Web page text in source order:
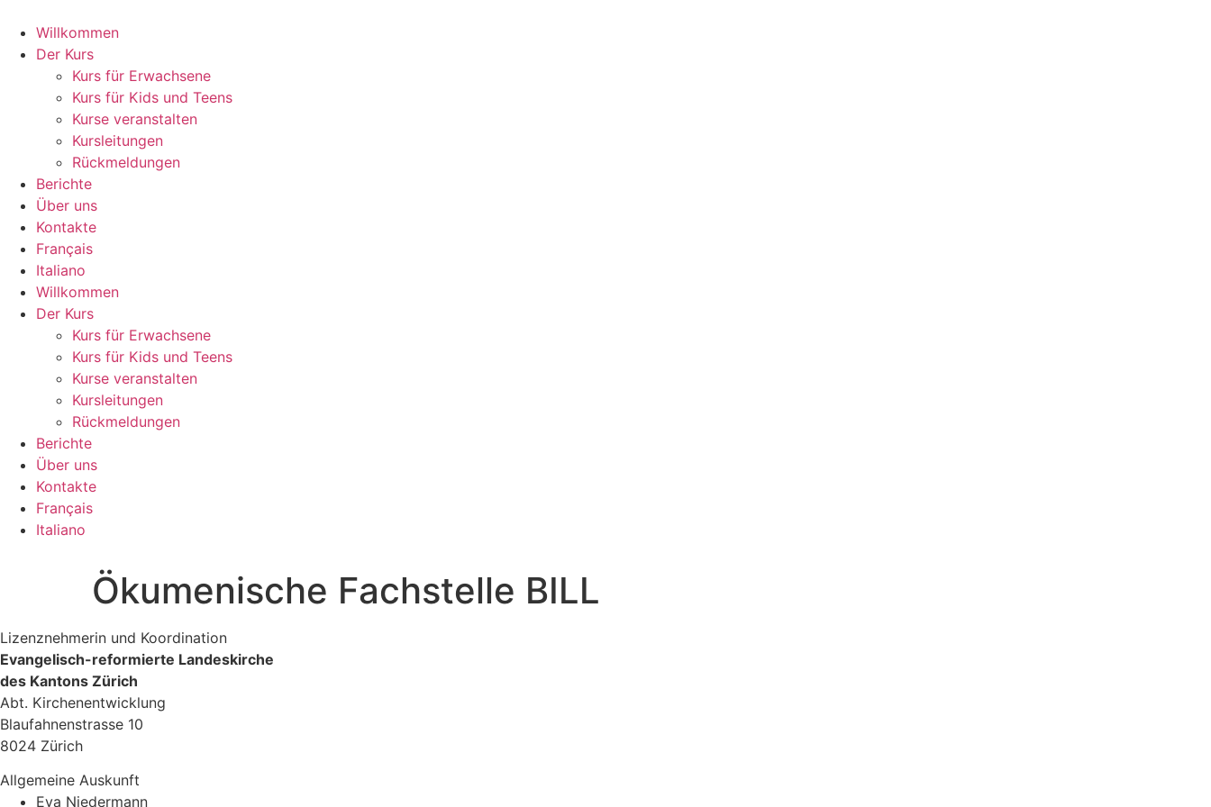
Inhalt
springen
Willkommen
Der Kurs
Kurs für Erwachsene
Kurs für Kids und Teens
Kurse veranstalten
Kursleitungen
Rückmeldungen
Berichte
Über uns
Kontakte
Français
Italiano
Willkommen
Der Kurs
Kurs für Erwachsene
Kurs für Kids und Teens
Kurse veranstalten
Kursleitungen
Rückmeldungen
Berichte
Über uns
Kontakte
Français
Italiano
Ökumenische Fachstelle BILL
Lizenznehmerin und Koordination
Evangelisch-reformierte Landeskirche
des Kantons Zürich
Abt. Kirchenentwicklung
Blaufahnenstrasse 10
8024 Zürich
Allgemeine Auskunft
Eva Niedermann